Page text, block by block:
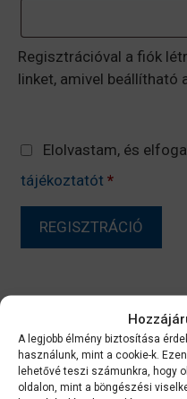
A legjobb élmény biztosítása
használunk, mint a cookie-k.
lehetővé teszi számunkra, hogy
oldalon, mint a böngészési
Regisztrációval a fiók
linket, amivel beállítható
Elolvastam, és
tájékoztatót *
REGISZTRÁCIÓ